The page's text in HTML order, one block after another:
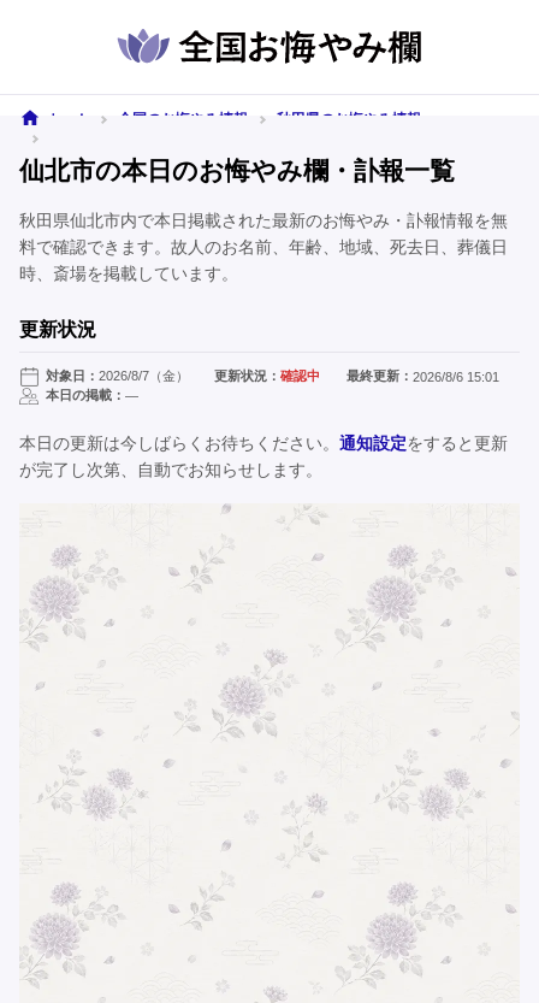
ホーム 全国のお悔やみ情報
秋田県のお悔やみ情報
仙北市の本日のお悔やみ欄・訃報一覧
秋田県仙北市内で本日掲載された最新のお悔やみ・訃報情報を無
料で確認できます。故人のお名前、年齢、地域、死去日、葬儀日
時、斎場を掲載しています。
更新状況
対象日： 2026/8/7（金） 更新状況：確認中 最終更新： 2026/8/6 15:01
本日の掲載： —
本日の更新は今しばらくお待ちください。 通知設定をすると更新
が完了し次第、自動でお知らせします。